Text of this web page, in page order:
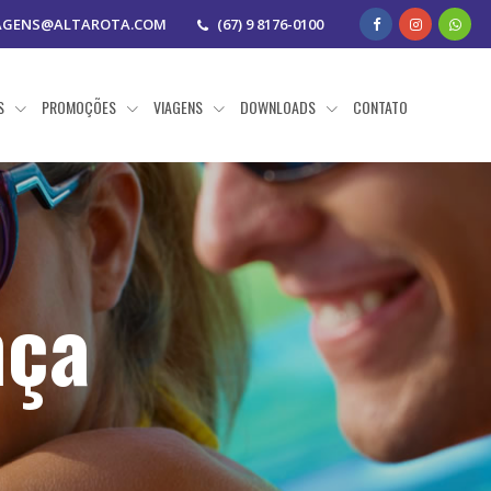
(67) 9 8176-0100
PROMOÇÕES VIAGENS DOWNLOADS CONTATO